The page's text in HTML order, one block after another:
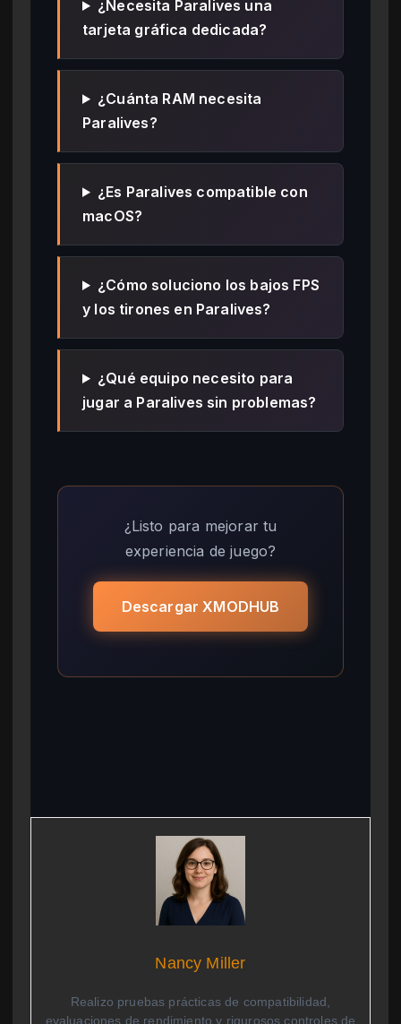
¿Necesita Paralives una
tarjeta gráfica dedicada?
¿Cuánta RAM necesita
Paralives?
¿Es Paralives compatible con
macOS?
¿Cómo soluciono los bajos FPS
y los tirones en Paralives?
¿Qué equipo necesito para
jugar a Paralives sin problemas?
¿Listo para mejorar tu
experiencia de juego?
Descargar XMODHUB
Nancy Miller
Realizo pruebas prácticas de compatibilidad,
evaluaciones de rendimiento y rigurosos controles de